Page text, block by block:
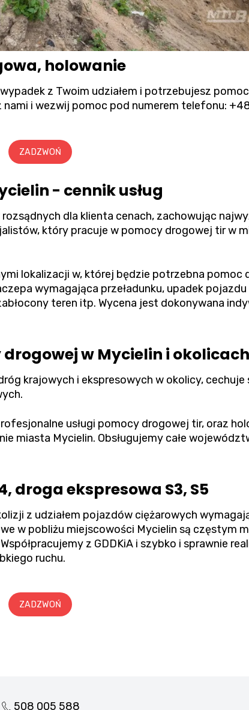
holowanie
z Twoim udziałem i potrzebujesz
i wezwij pomoc pod numerem telefonu:
ZADZWOŃ
- cennik usług
dla klienta cenach, zachowując
który pracuje w pomocy drogowej tir w
lokalizacji w, której będzie potrzebna pomoc
wymagająca przeładunku, upadek
teren itp. Wycena jest dokonywana
w Mycielin i okolicach
krajowych i ekspresowych w okolicy, cechuje
usługi pomocy drogowej tir, oraz
miasta Mycielin. Obsługujemy całe
droga ekspresowa S3, S5
z udziałem pojazdów ciężarowych
w pobliżu miejscowości Mycielin są częstym
z GDDKiA i szybko i sprawnie
ruchu.
ZADZWOŃ
508 005 588